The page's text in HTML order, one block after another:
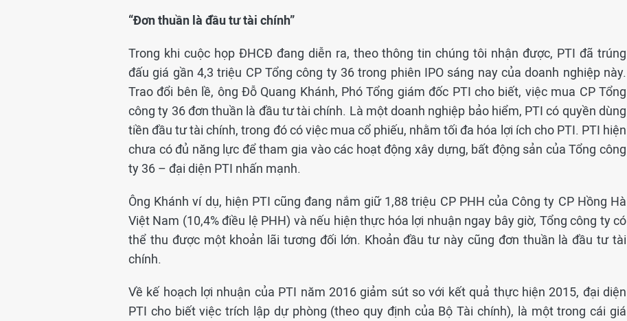
“Đơn thuần là đầu tư tài chính”
Trong khi cuộc họp ĐHCĐ đang diễn ra, theo thông tin chúng tôi nhận được, PTI đã trúng
đấu giá gần 4,3 triệu CP Tổng công ty 36 trong phiên IPO sáng nay của doanh nghiệp này.
Trao đổi bên lề, ông Đỗ Quang Khánh, Phó Tổng giám đốc PTI cho biết, việc mua CP Tổng
công ty 36 đơn thuần là đầu tư tài chính. Là một doanh nghiệp bảo hiểm, PTI có quyền dùng
tiền đầu tư tài chính, trong đó có việc mua cổ phiếu, nhằm tối đa hóa lợi ích cho PTI. PTI hiện
chưa có đủ năng lực để tham gia vào các hoạt động xây dựng, bất động sản của Tổng công
ty 36 – đại diện PTI nhấn mạnh.
Ông Khánh ví dụ, hiện PTI cũng đang nắm giữ 1,88 triệu CP PHH của Công ty CP Hồng Hà
Việt Nam (10,4% điều lệ PHH) và nếu hiện thực hóa lợi nhuận ngay bây giờ, Tổng công ty có
thể thu được một khoản lãi tương đối lớn. Khoản đầu tư này cũng đơn thuần là đầu tư tài
chính.
Về kế hoạch lợi nhuận của PTI năm 2016 giảm sút so với kết quả thực hiện 2015, đại diện
PTI cho biết việc trích lập dự phòng (theo quy định của Bộ Tài chính), là một trong cái giá